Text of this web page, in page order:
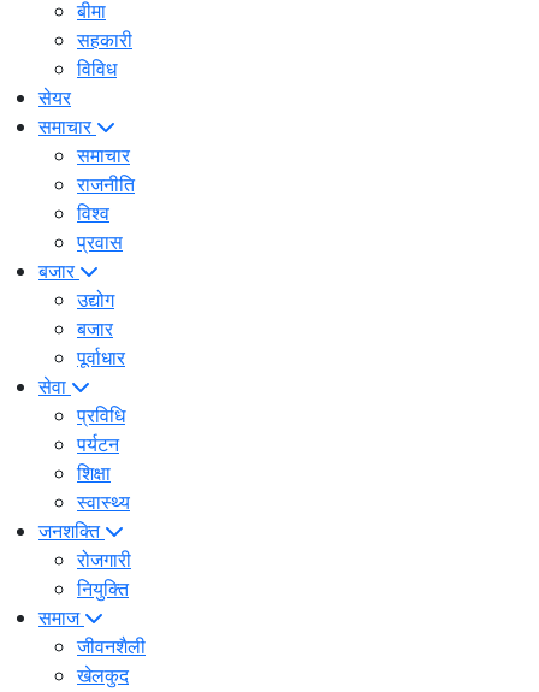
बीमा
सहकारी
विविध
सेयर
समाचार
समाचार
राजनीति
विश्व
प्रवास
बजार
उद्योग
बजार
पूर्वाधार
सेवा
प्रविधि
पर्यटन
शिक्षा
स्वास्थ्य
जनशक्ति
रोजगारी
नियुक्ति
समाज
जीवनशैली
खेलकुद